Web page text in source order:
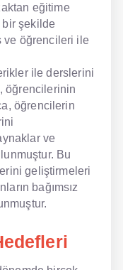
eğitime
şekilde
ve öğrencileri ile
ile derslerini
öğrencilerinin
öğrencilerin
ve
Bu
geliştirmeleri
bağımsız